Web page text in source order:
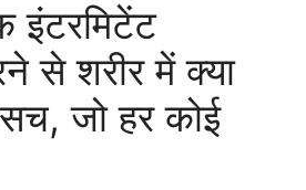
इंटरमिटेंट
से शरीर में क्या
जो हर कोई